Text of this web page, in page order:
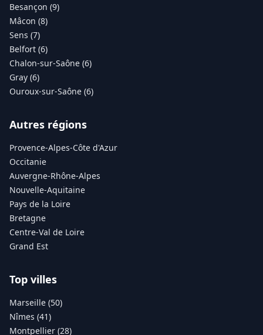
Besançon (9)
Mâcon (8)
Sens (7)
Belfort (6)
Chalon-sur-Saône (6)
Gray (6)
Ouroux-sur-Saône (6)
Autres régions
Provence-Alpes-Côte d'Azur
Occitanie
Auvergne-Rhône-Alpes
Nouvelle-Aquitaine
Pays de la Loire
Bretagne
Centre-Val de Loire
Grand Est
Top villes
Marseille (50)
Nîmes (41)
Montpellier (28)